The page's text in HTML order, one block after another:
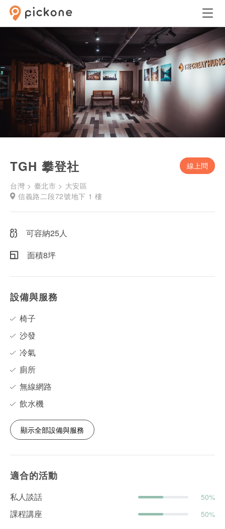
TGH 攀登社
線上問
台灣 > 臺北市 > 大安區
信義路二段72號地下 1 樓
可容納25人
面積8坪
設備與服務
椅子
沙發
冷氣
廁所
無線網路
飲水機
顯示全部設備與服務
適合的活動
私人談話 50%
課程講座 50%